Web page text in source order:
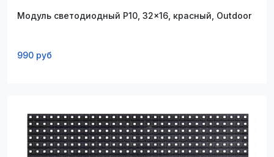
Модуль светодиодный P10, 32x16, красный, Outdoor
990 руб